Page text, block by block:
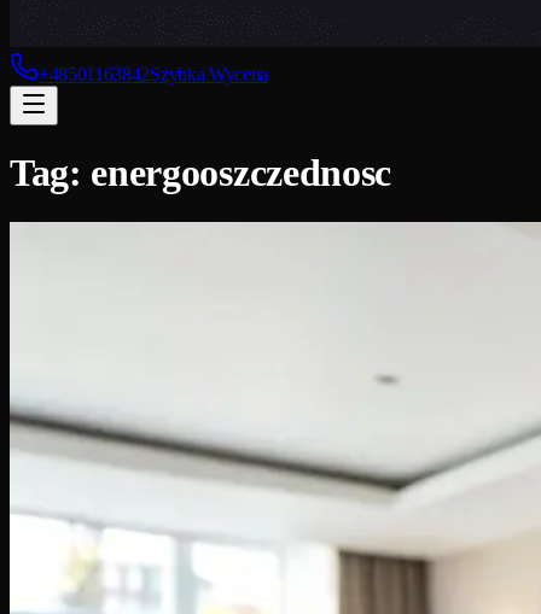
+48501163842Szybka Wycena
Tag: energooszczednosc